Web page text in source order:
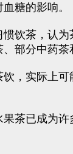
糖的影响。
饮茶，认
部分中药茶
，实际上
茶已成为